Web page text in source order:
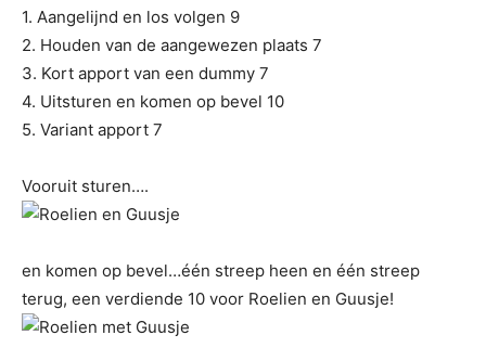
1. Aangelijnd en los volgen 9
2. Houden van de aangewezen plaats 7
3. Kort apport van een dummy 7
4. Uitsturen en komen op bevel 10
5. Variant apport 7
Vooruit sturen….
en komen op bevel…één streep heen en één streep
terug, een verdiende 10 voor Roelien en Guusje!